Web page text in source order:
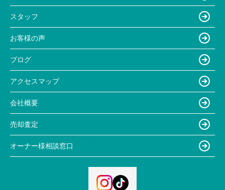
スタッフ
お客様の声
ブログ
アクセスマップ
会社概要
売却査定
オーナー様相談窓口